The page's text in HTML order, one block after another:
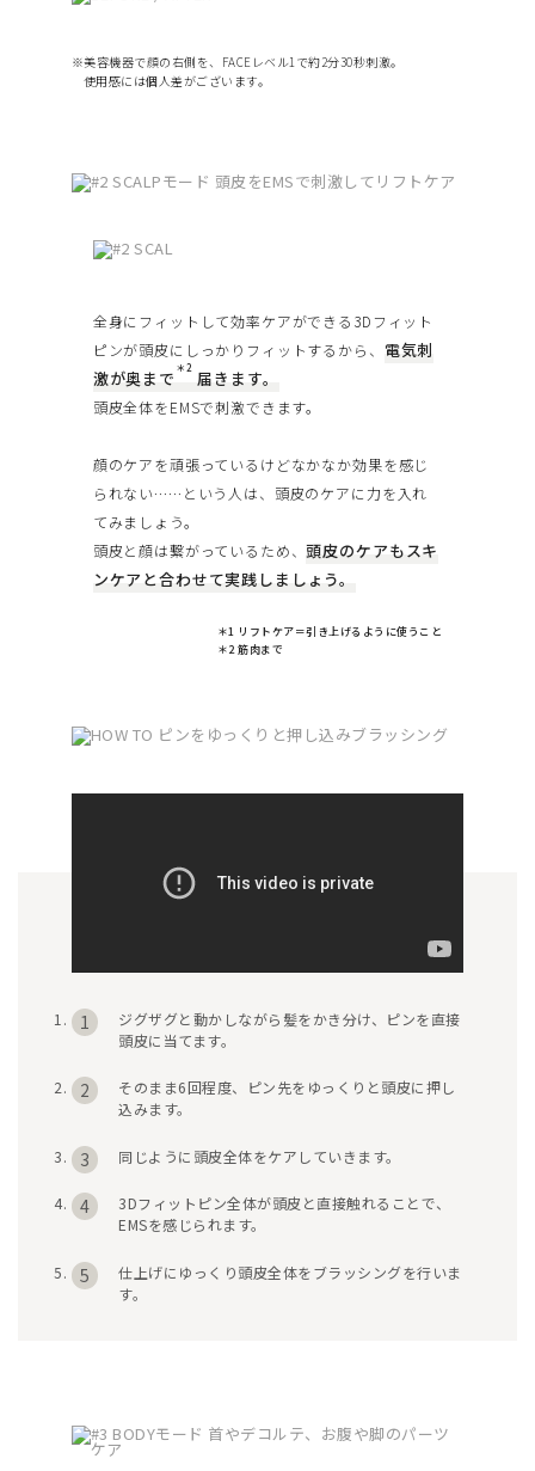
※美容機器で顔の右側を、FACEレベル1で約2分30秒刺激。
使用感には個人差がございます。
全身にフィットして効率ケアができる3Dフィット
ピンが頭皮にしっかりフィットするから、 電気刺
激が奥まで
＊2
届きます。
頭皮全体をEMSで刺激できます。
顔のケアを頑張っているけどなかなか効果を感じ
られない……という人は、頭皮のケアに力を入れ
てみましょう。
頭皮と顔は繋がっているため、頭皮のケアもスキ
ンケアと合わせて実践しましょう。
＊1 リフトケア＝引き上げるように使うこと
＊2 筋肉まで
1
ジグザグと動かしながら髪をかき分け、ピンを直接
頭皮に当てます。
2
そのまま6回程度、ピン先をゆっくりと頭皮に押し
込みます。
3 同じように頭皮全体をケアしていきます。
4
3Dフィットピン全体が頭皮と直接触れることで、
EMSを感じられます。
5
仕上げにゆっくり頭皮全体をブラッシングを行いま
す。